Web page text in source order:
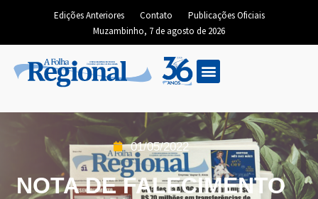
Edições Anteriores Contato
Publicações Oficiais
Muzambinho, 7 de agosto de 2026
01/05/2022
NOTA DE FALECIMENTO